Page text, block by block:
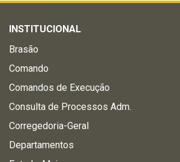
INSTITUCIONAL
Brasão
Comando
Comandos de Execução
Consulta de Processos Adm.
Corregedoria-Geral
Departamentos